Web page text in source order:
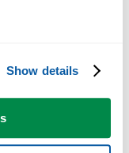
Show details